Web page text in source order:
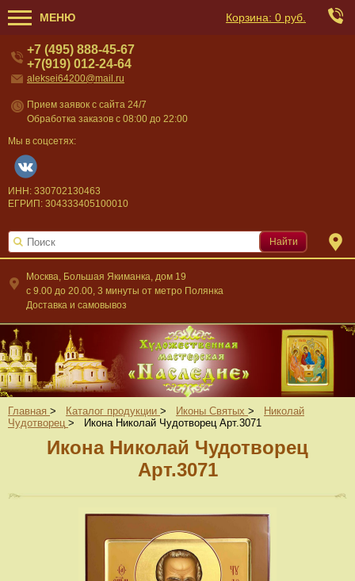
МЕНЮ Корзина: 0 руб.
Москва, Большая Якиманка, дом 19
c 9.00 до 20.00, 3 минуты от метро Полянка
Доставка и самовывоз
+7 (495) 888-45-67
+7(919) 012-24-64
aleksei64200@mail.ru
Прием заявок с сайта 24/7
Обработка заказов с 08:00 до 22:00
Мы в соцсетях:
ИНН: 330702130463
ЕГРИП: 304333405100010
Найти
Главная > Каталог продукции > Иконы Святых >
Николай
Чудотворец > Икона Николай Чудотворец Арт.3071
Икона Николай Чудотворец
Арт.3071